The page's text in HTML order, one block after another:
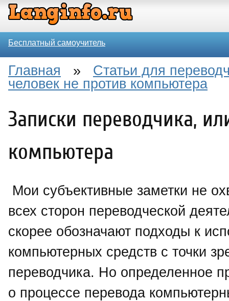
Бесплатный самоучитель
Главная » Статьи для
человек не против компьютера
Записки переводчика,
компьютера
Мои субъективные заметки не
всех сторон переводческой
скорее обозначают подходы к
компьютерных средств с точки
переводчика. Но определенное
о процессе перевода